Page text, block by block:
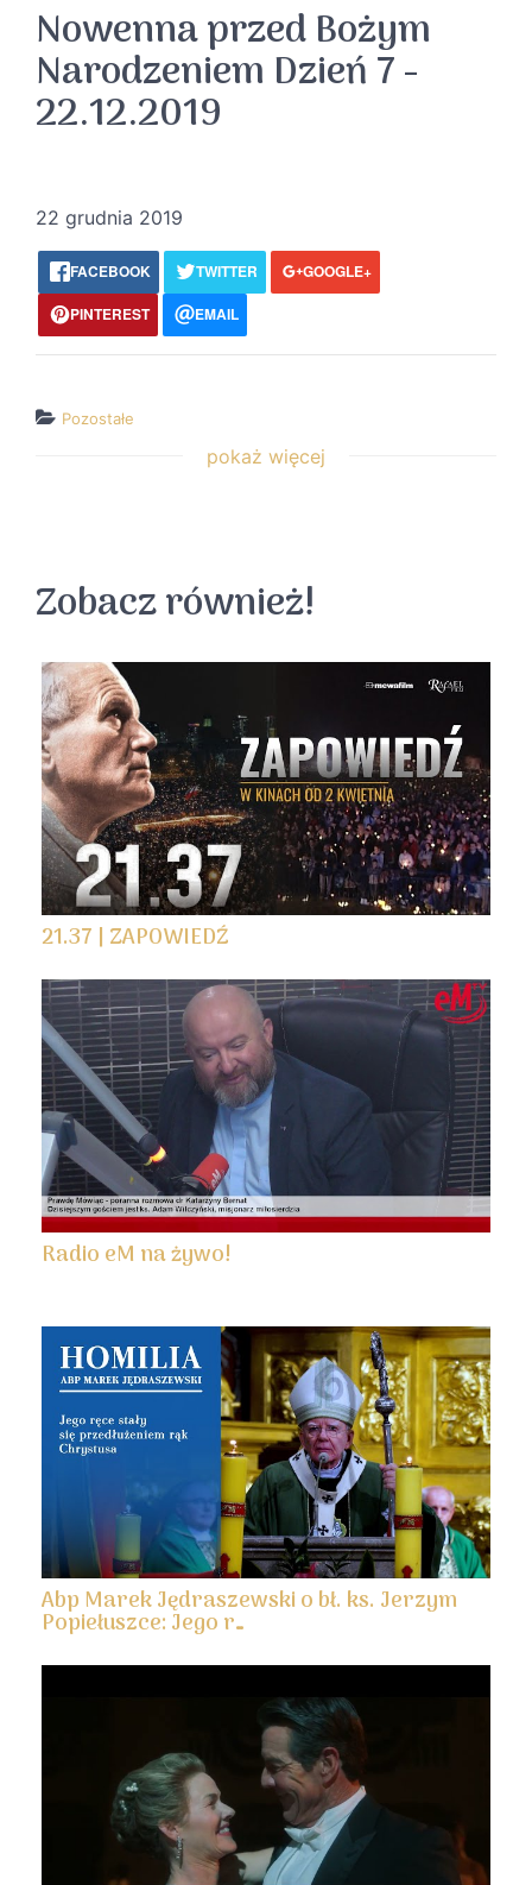
Nowenna przed Bożym
Narodzeniem Dzień 7 -
22.12.2019
22 grudnia 2019
FACEBOOK TWITTER
GOOGLE+
PINTEREST
EMAIL
Pozostałe
pokaż więcej
Zobacz również!
21.37 | ZAPOWIEDŹ
Radio eM na żywo!
Abp Marek Jędraszewski o bł. ks. Jerzym
Popiełuszce: Jego r…